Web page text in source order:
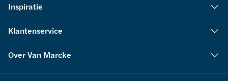
Inspiratie
Klantenservice
Over Van Marcke